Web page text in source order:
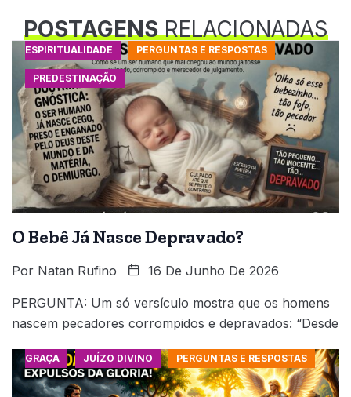
POSTAGENSRELACIONADAS
ESPIRITUALIDADE PERGUNTAS E RESPOSTAS
PREDESTINAÇÃO
O Bebê Já Nasce Depravado?
Por Natan Rufino 16 De Junho De 2026
PERGUNTA: Um só versículo mostra que os homens
nascem pecadores corrompidos e depravados: “Desde
GRAÇA JUÍZO DIVINO PERGUNTAS E RESPOSTAS